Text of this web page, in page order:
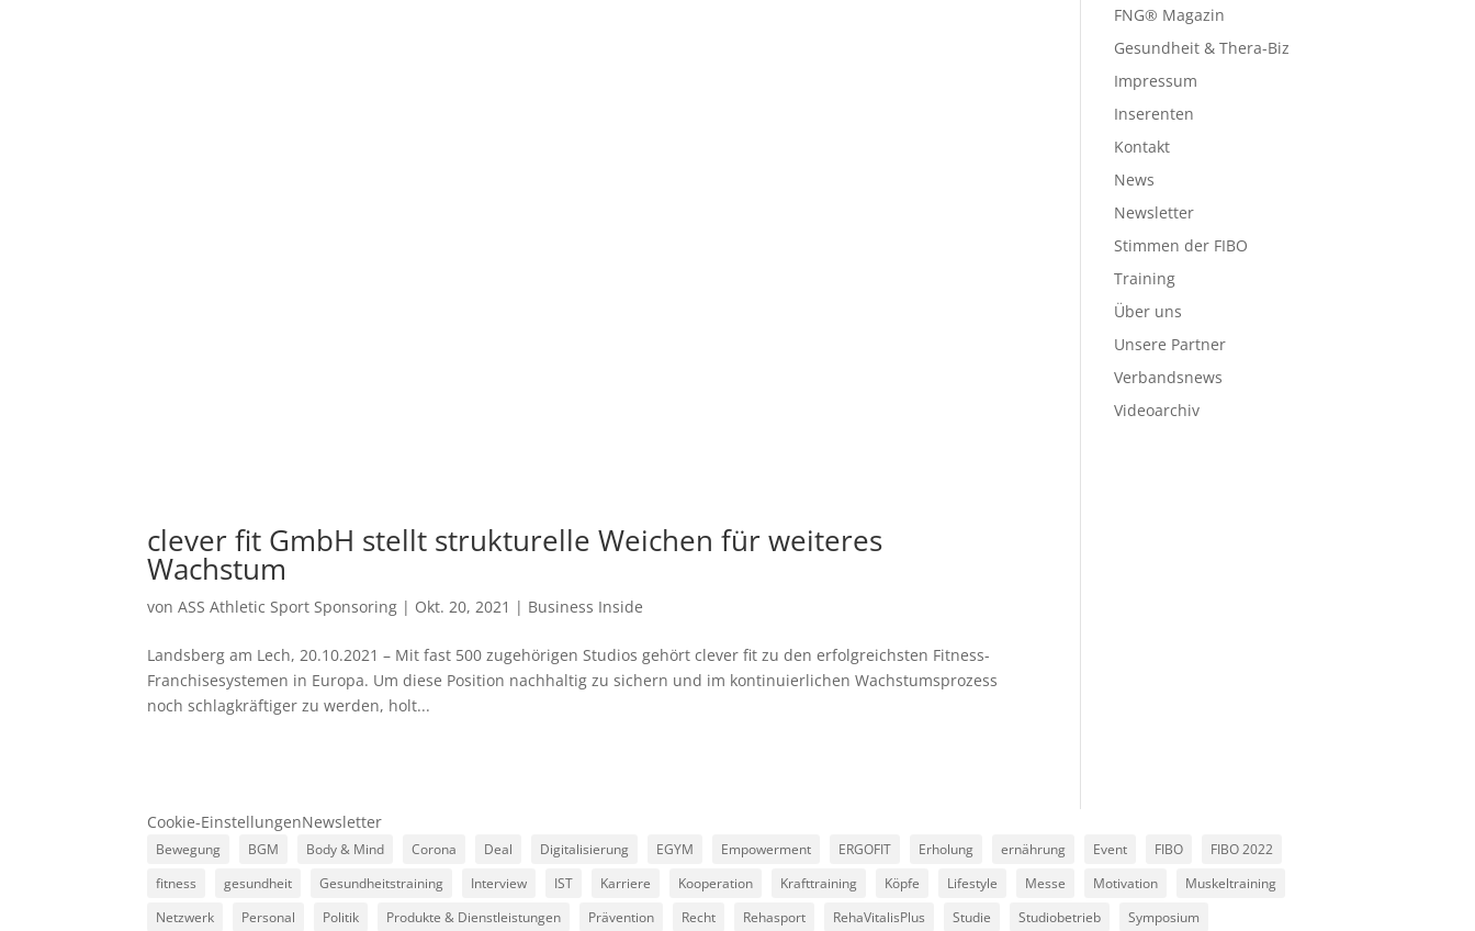
clever fit GmbH stellt strukturelle Weichen für weiteres
Wachstum
vonASS Athletic Sport Sponsoring | Okt. 20, 2021 | Business Inside
Landsberg am Lech, 20.10.2021 – Mit fast 500 zugehörigen Studios gehört clever fit zu den erfolgreichsten Fitness-
Franchisesystemen in Europa. Um diese Position nachhaltig zu sichern und im kontinuierlichen Wachstumsprozess
noch schlagkräftiger zu werden, holt...
FNG® Magazin
Gesundheit & Thera-Biz
Impressum
Inserenten
Kontakt
News
Newsletter
Stimmen der FIBO
Training
Über uns
Unsere Partner
Verbandsnews
Videoarchiv
Cookie-EinstellungenNewsletter
Bewegung BGM Body & Mind Corona Deal Digitalisierung EGYM Empowerment ERGOFIT Erholung ernährung Event FIBO
FIBO 2022
fitness
gesundheit Gesundheitstraining Interview IST Karriere Kooperation Krafttraining Köpfe Lifestyle Messe Motivation
Muskeltraining
Netzwerk
Personal Politik Produkte & Dienstleistungen Prävention Recht Rehasport RehaVitalisPlus Studie Studiobetrieb Symposium